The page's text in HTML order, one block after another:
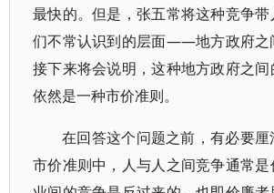
最快的。但是，张五常将这种竞争
们不常认识到的层面——地方政府之
接下来将会说明，这种地方政府之
依然是一种市价准则。
在回答这个问题之前，有必要
市价准则中，人与人之间竞争通常